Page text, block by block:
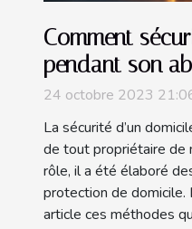
Comment
pendant son
24 octobre 2023
La sécurité d’un
de tout propriétaire de
rôle, il a été élaboré
protection de domicile.
article ces méthodes